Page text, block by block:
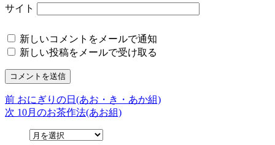
サイト
新しいコメントをメールで通知
新しい投稿をメールで受け取る
投
稿
前 前
の
おにぎりの日(あお・き・あか組)
次 次
10月のお茶作法(あお組)